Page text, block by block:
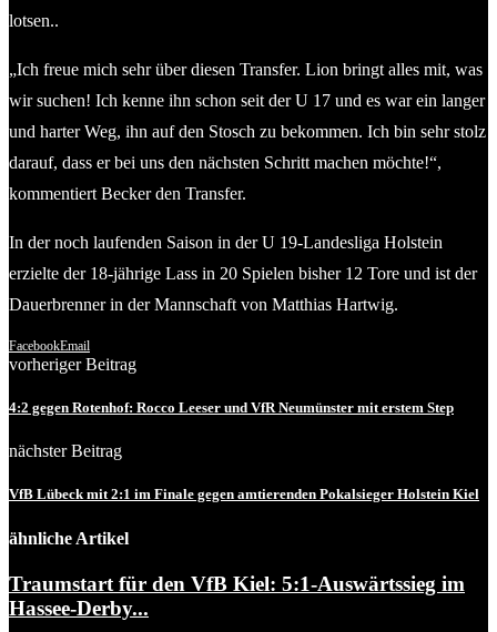
lotsen..
„Ich freue mich sehr über diesen Transfer. Lion bringt alles mit, was
wir suchen! Ich kenne ihn schon seit der U 17 und es war ein langer
und harter Weg, ihn auf den Stosch zu bekommen. Ich bin sehr stolz
darauf, dass er bei uns den nächsten Schritt machen möchte!“,
kommentiert Becker den Transfer.
In der noch laufenden Saison in der U 19-Landesliga Holstein
erzielte der 18-jährige Lass in 20 Spielen bisher 12 Tore und ist der
Dauerbrenner in der Mannschaft von Matthias Hartwig.
FacebookEmail
vorheriger Beitrag
4:2 gegen Rotenhof: Rocco Leeser und VfR Neumünster mit erstem Step
nächster Beitrag
VfB Lübeck mit 2:1 im Finale gegen amtierenden Pokalsieger Holstein Kiel
ähnliche Artikel
Traumstart für den VfB Kiel: 5:1-Auswärtssieg im
Hassee-Derby...